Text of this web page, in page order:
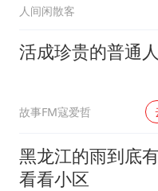
人间闲散客
活成珍贵的普通人
故事FM寇爱哲
黑龙江的雨到底
看看小区